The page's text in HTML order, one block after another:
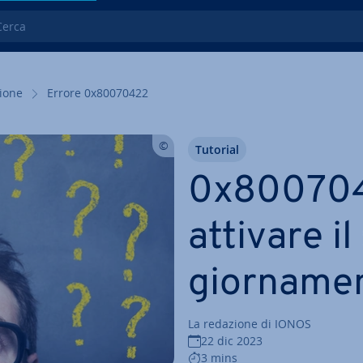
Errore 0x80070422
attivare
La redazione di IONOS
22 dic 2023
3 mins
Tutorial